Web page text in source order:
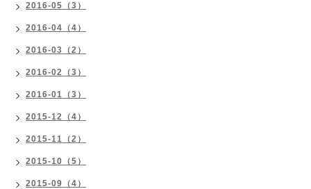
2016-05（3）
2016-04（4）
2016-03（2）
2016-02（3）
2016-01（3）
2015-12（4）
2015-11（2）
2015-10（5）
2015-09（4）